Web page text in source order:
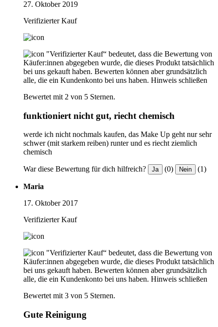
27. Oktober 2019
Verifizierter Kauf
"Verifizierter Kauf“ bedeutet, dass die Bewertung von
Käufer:innen abgegeben wurde, die dieses Produkt tatsächlich
bei uns gekauft haben. Bewerten können aber grundsätzlich
alle, die ein Kundenkonto bei uns haben. Hinweis schließen
Bewertet mit 2 von 5 Sternen.
funktioniert nicht gut, riecht chemisch
werde ich nicht nochmals kaufen, das Make Up geht nur sehr
schwer (mit starkem reiben) runter und es riecht ziemlich
chemisch
War diese Bewertung für dich hilfreich? Ja (0) Nein (1)
Maria
17. Oktober 2017
Verifizierter Kauf
"Verifizierter Kauf“ bedeutet, dass die Bewertung von
Käufer:innen abgegeben wurde, die dieses Produkt tatsächlich
bei uns gekauft haben. Bewerten können aber grundsätzlich
alle, die ein Kundenkonto bei uns haben. Hinweis schließen
Bewertet mit 3 von 5 Sternen.
Gute Reinigung